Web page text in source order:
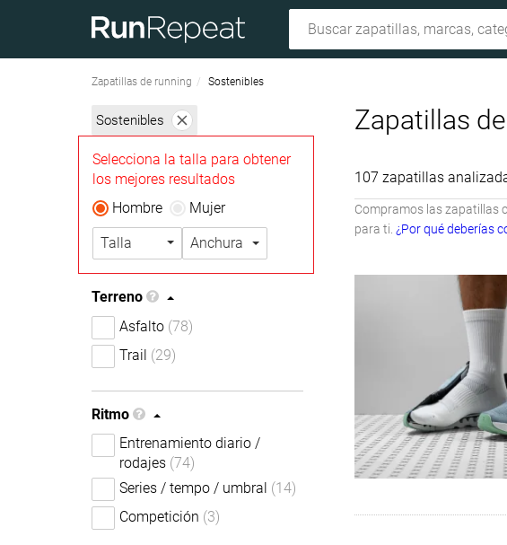
Zapatillas de running Sostenibles
Sostenibles
Selecciona la talla para obtener
los mejores resultados
Hombre
Mujer
Talla Anchura
Terreno
Asfalto (78)
Trail (29)
Ritmo
Entrenamiento diario /
rodajes (74)
Series / tempo / umbral (14)
Competición (3)
Zapatillas
107 zapatillas
Compramos las zapatillas
para ti. ¿Por qué deberías